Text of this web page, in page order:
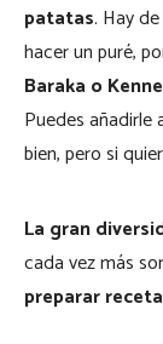
patatas. Hay
hacer un puré,
Baraka o
Puedes añadirle
bien, pero si
La gran
cada vez más
preparar